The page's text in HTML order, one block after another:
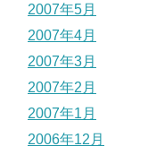
2007年5月
2007年4月
2007年3月
2007年2月
2007年1月
2006年12月